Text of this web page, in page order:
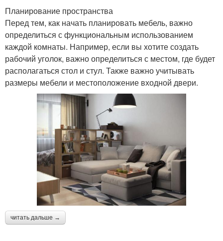
Планирование пространства
Перед тем, как начать планировать мебель, важно
определиться с функциональным использованием
каждой комнаты. Например, если вы хотите создать
рабочий уголок, важно определиться с местом, где будет
располагаться стол и стул. Также важно учитывать
размеры мебели и местоположение входной двери.
читать дальше →